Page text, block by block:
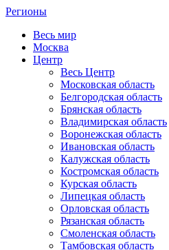
Регионы
Весь мир
Москва
Центр
Весь Центр
Московская область
Белгородская область
Брянская область
Владимирская область
Воронежская область
Ивановская область
Калужская область
Костромская область
Курская область
Липецкая область
Орловская область
Рязанская область
Смоленская область
Тамбовская область